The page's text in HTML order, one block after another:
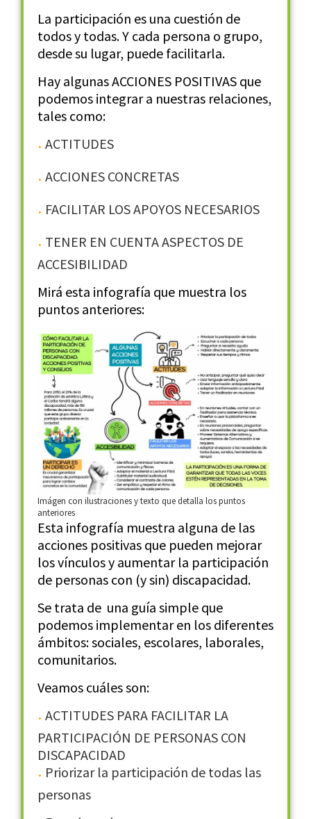
La participación es una cuestión de
todos y todas. Y cada persona o grupo,
desde su lugar, puede facilitarla.
Hay algunas ACCIONES POSITIVAS que
podemos integrar a nuestras relaciones,
tales como:
ACTITUDES
ACCIONES CONCRETAS
FACILITAR LOS APOYOS NECESARIOS
TENER EN CUENTA ASPECTOS DE
ACCESIBILIDAD
Mirá esta infografía que muestra los
puntos anteriores:
Imágen con ilustraciones y texto que detalla los puntos
anteriores
Esta infografía muestra alguna de las
acciones positivas que pueden mejorar
los vínculos y aumentar la participación
de personas con (y sin) discapacidad.
Se trata de una guía simple que
podemos implementar en los diferentes
ámbitos: sociales, escolares, laborales,
comunitarios.
Veamos cuáles son:
ACTITUDES PARA FACILITAR LA
PARTICIPACIÓN DE PERSONAS CON
DISCAPACIDAD
Priorizar la participación de todas las
personas